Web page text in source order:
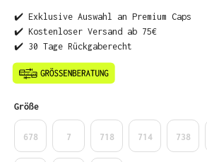
✔️ Exklusive Auswahl an Premium Caps
✔️ Kostenloser Versand ab 75€
✔️ 30 Tage Rückgaberecht
Größeauswählen
678 7 718 714 738